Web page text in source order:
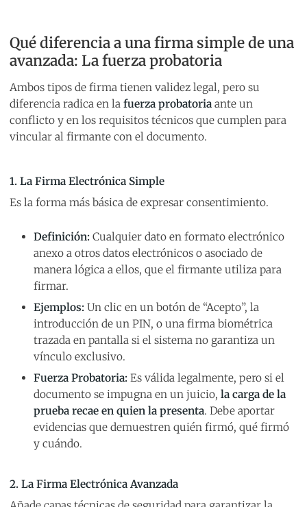
Qué diferencia a una firma simple de una
avanzada: La fuerza probatoria
Ambos tipos de firma tienen validez legal, pero su
diferencia radica en la fuerza probatoria ante un
conflicto y en los requisitos técnicos que cumplen para
vincular al firmante con el documento.
1. La Firma Electrónica Simple
Es la forma más básica de expresar consentimiento.
Definición: Cualquier dato en formato electrónico
anexo a otros datos electrónicos o asociado de
manera lógica a ellos, que el firmante utiliza para
firmar.
Ejemplos: Un clic en un botón de “Acepto”, la
introducción de un PIN, o una firma biométrica
trazada en pantalla si el sistema no garantiza un
vínculo exclusivo.
Fuerza Probatoria: Es válida legalmente, pero si el
documento se impugna en un juicio, la carga de la
prueba recae en quien la presenta. Debe aportar
evidencias que demuestren quién firmó, qué firmó
y cuándo.
2. La Firma Electrónica Avanzada